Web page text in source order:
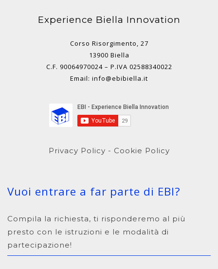
Experience Biella Innovation
Corso Risorgimento, 27
13900 Biella
C.F. 90064970024 – P.IVA 02588340022
Email: info@ebibiella.it
Privacy Policy - Cookie Policy
Vuoi entrare a far parte di EBI?
Compila la richiesta, ti risponderemo al più
presto con le istruzioni e le modalità di
partecipazione!